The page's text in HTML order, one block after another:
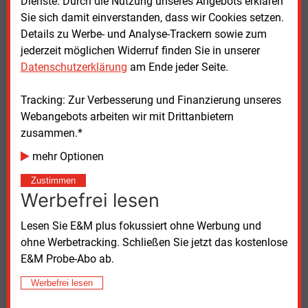
Sie sich damit einverstanden, dass wir Cookies setzen.
Details zu Werbe- und Analyse-Trackern sowie zum
jederzeit möglichen Widerruf finden Sie in unserer
Datenschutzerklärung am Ende jeder Seite.
Tracking: Zur Verbesserung und Finanzierung unseres
Webangebots arbeiten wir mit Drittanbietern
zusammen.*
mehr Optionen
Zustimmen
Werbefrei lesen
Lesen Sie E&M plus fokussiert ohne Werbung und
ohne Werbetracking. Schließen Sie jetzt das kostenlose
E&M Probe-Abo ab.
Werbefrei lesen
der Marktmachtverhältnisse in diesem Bereich sehr
genau. Das Bundeskartellamt hat den gesetzlichen
Auftrag, mindestens alle zwei Jahre einen
gesonderten Bericht über die Wettbewerbssituation
bei der Erzeugung elektrischer Energie zu
Die Berichte sollen den Marktakteuren mehr
Rechtssicherheit über ihre jeweils aktuelle
Marktposition verschaffen. Aufgrund der bereits
vorhersehbaren Entwicklungen gerade auch im Zuge
des fortschreitenden Atom- und Kohleausstiegs
erwägt das Bundeskartellamt, auch den kommenden
Marktmachtbericht früher als nach der gesetzlich
vorgesehenen Zweijahresfrist zu veröffentlichen.
steht im Internet bereit.